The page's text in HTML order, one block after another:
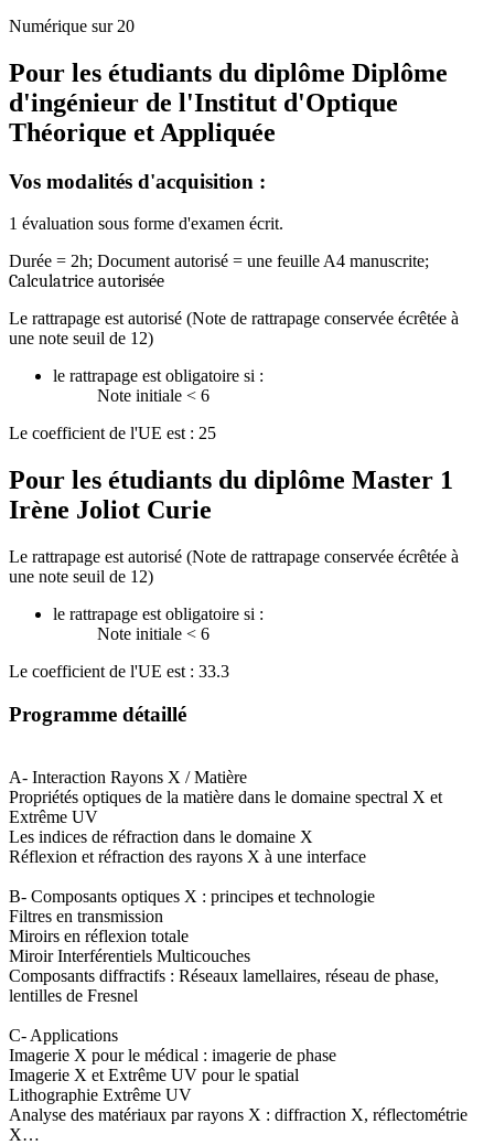
Numérique sur 20
Pour les étudiants du diplôme Diplôme
d'ingénieur de l'Institut d'Optique
Théorique et Appliquée
Vos modalités d'acquisition :
1 évaluation sous forme d'examen écrit.
Durée = 2h; Document autorisé = une feuille A4 manuscrite;
Calculatrice autorisée
Le rattrapage est autorisé (Note de rattrapage conservée écrêtée à
une note seuil de 12)
le rattrapage est obligatoire si :
Note initiale < 6
Le coefficient de l'UE est : 25
Pour les étudiants du diplôme Master 1
Irène Joliot Curie
Le rattrapage est autorisé (Note de rattrapage conservée écrêtée à
une note seuil de 12)
le rattrapage est obligatoire si :
Note initiale < 6
Le coefficient de l'UE est : 33.3
Programme détaillé
A- Interaction Rayons X / Matière
Propriétés optiques de la matière dans le domaine spectral X et
Extrême UV
Les indices de réfraction dans le domaine X
Réflexion et réfraction des rayons X à une interface
B- Composants optiques X : principes et technologie
Filtres en transmission
Miroirs en réflexion totale
Miroir Interférentiels Multicouches
Composants diffractifs : Réseaux lamellaires, réseau de phase,
lentilles de Fresnel
C- Applications
Imagerie X pour le médical : imagerie de phase
Imagerie X et Extrême UV pour le spatial
Lithographie Extrême UV
Analyse des matériaux par rayons X : diffraction X, réflectométrie
X…